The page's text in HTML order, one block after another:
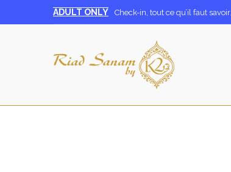
ADULT ONLY Check-in, tout ce qu’il faut savoir.